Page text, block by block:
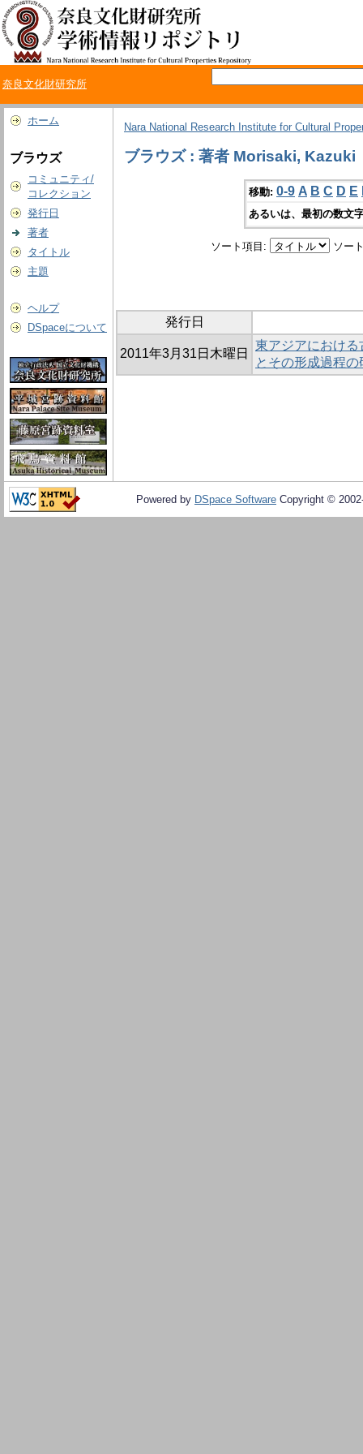
奈良文化財研究所
ホーム
ブラウズ
コミュニティ/
コレクション
発行日
著者
タイトル
主題
ヘルプ
DSpaceについて
Nara National Research Institute for Cultural
ブラウズ : 著者 Morisaki, Kazuki
移動: 0-9 A B C D E
あるいは、最初の数文
ソート項目: ソー
発行日
2011年3月31日木曜日
東アジアにおけ
とその形成過程の
Powered by DSpace Software Copyright ©